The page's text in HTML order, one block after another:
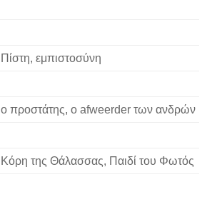
Πίστη, εμπιστοσύνη
ο προστάτης, ο afweerder των ανδρών
Κόρη της Θάλασσας, Παιδί του Φωτός